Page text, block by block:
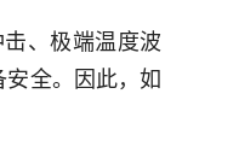
、极端温度波
全。因此，如